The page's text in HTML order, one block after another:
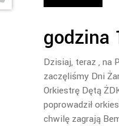
godzina
Dzisiaj, teraz , na
zaczęliśmy Dni
Orkiestrę Dętą
poprowadził
chwilę zagrają